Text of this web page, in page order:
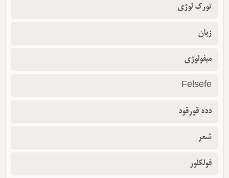
تورک لوژی
زبان
میفولوژی
Felsefe
دده قورقود
شعر
فولکلور